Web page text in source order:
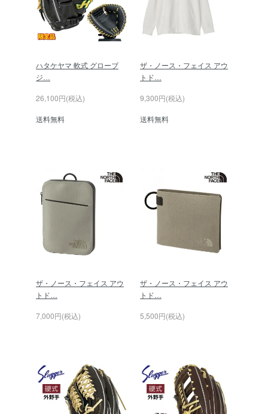
ハタケヤマ 軟式 グローブ
ジ…
26,100円(税込)
送料無料
ザ・ノース・フェイス アウ
トド…
9,300円(税込)
送料無料
ザ・ノース・フェイス アウ
トド…
7,000円(税込)
ザ・ノース・フェイス アウ
トド…
5,500円(税込)